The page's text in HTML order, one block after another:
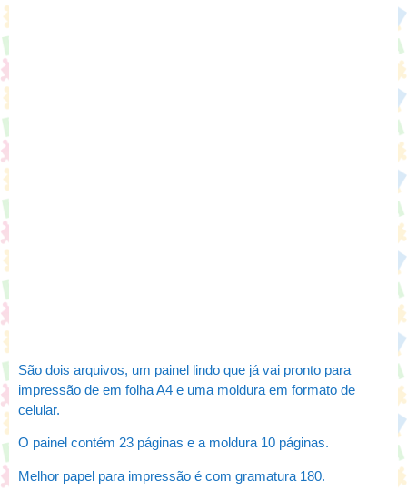
São dois arquivos, um painel lindo que já vai pronto para
impressão de em folha A4 e uma moldura em formato de
celular.
O painel contém 23 páginas e a moldura 10 páginas.
Melhor papel para impressão é com gramatura 180.